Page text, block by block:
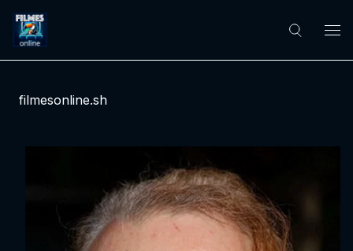
filmesonline.sh